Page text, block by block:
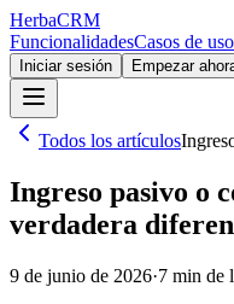
HerbaCRM
FuncionalidadesCasos de uso
Iniciar sesión Empezar
Todos los artículos
Ingreso pasivo o
verdadera
9 de junio de 2026·7 min de